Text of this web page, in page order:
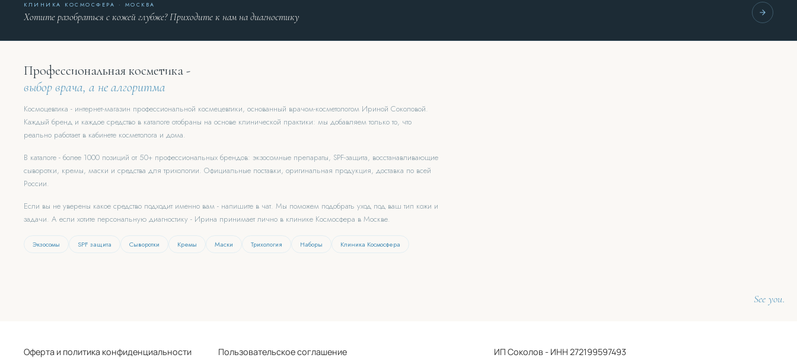
КЛИНИКА КОСМОСФЕРА · МОСКВА
Хотите разобраться с кожей глубже? Приходите к нам на диагностику
Профессиональная косметика -
выбор врача, а не алгоритма
Космоцевтика - интернет-магазин профессиональной космецевтики, основанный врачом-косметологом Ириной Соколовой.
Каждый бренд и каждое средство в каталоге отобраны на основе клинической практики: мы добавляем только то, что
реально работает в кабинете косметолога и дома.
В каталоге - более 1000 позиций от 50+ профессиональных брендов: экзосомные препараты, SPF-защита, восстанавливающие
сыворотки, кремы, маски и средства для трихологии. Официальные поставки, оригинальная продукция, доставка по всей
России.
Если вы не уверены какое средство подходит именно вам - напишите в чат. Мы поможем подобрать уход под ваш тип кожи и
задачи. А если хотите персональную диагностику - Ирина принимает лично в клинике Космосфера в Москве.
Экзосомы SPF защита Сыворотки Кремы Маски Трихология Наборы Клиника Космосфера
See you.
Оферта и политика конфиденциальности Пользовательское соглашение ИП Соколов - ИНН 272199597493